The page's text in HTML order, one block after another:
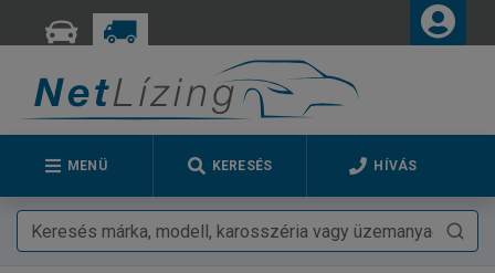
MENÜ KERESÉS HÍVÁS